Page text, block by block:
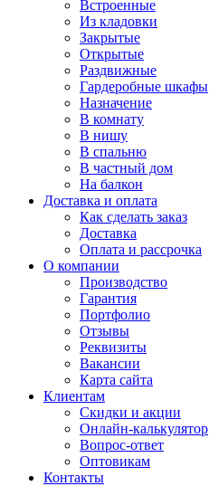
Встроенные
Из кладовки
Закрытые
Открытые
Раздвижные
Гардеробные шкафы
Назначение
В комнату
В нишу
В спальню
В частный дом
На балкон
Доставка и оплата
Как сделать заказ
Доставка
Оплата и рассрочка
О компании
Производство
Гарантия
Портфолио
Отзывы
Реквизиты
Вакансии
Карта сайта
Клиентам
Скидки и акции
Онлайн-калькулятор
Вопрос-ответ
Оптовикам
Контакты